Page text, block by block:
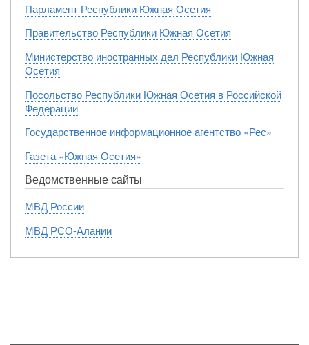
Парламент Республики Южная Осетия
Правительство Республики Южная Осетия
Министерство иностранных дел Республики Южная
Осетия
Посольство Республики Южная Осетия в Российской
Федерации
Государственное информационное агентство «Рес»
Газета «Южная Осетия»
Ведомственные сайты
МВД России
МВД РСО-Алании